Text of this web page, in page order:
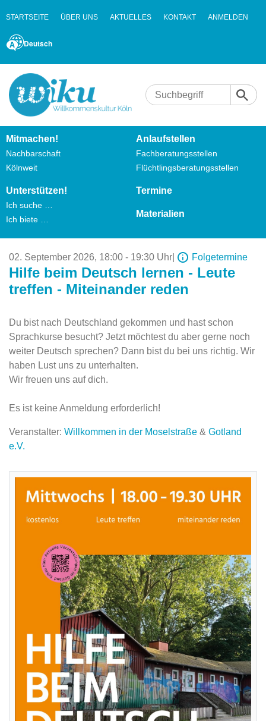
STARTSEITE ÜBER UNS AKTUELLES KONTAKT ANMELDEN
Deutsch
Mitmachen!
Nachbarschaft
Kölnweit
Anlaufstellen
Fachberatungsstellen
Flüchtlingsberatungsstellen
Unterstützen!
Ich suche …
Ich biete …
Termine
Materialien
02. September 2026, 18:00 - 19:30 Uhr Folgetermine
Hilfe beim Deutsch lernen - Leute
treffen - Miteinander reden
Du bist nach Deutschland gekommen und hast schon
Sprachkurse besucht? Jetzt möchtest du aber gerne noch
weiter Deutsch sprechen? Dann bist du bei uns richtig. Wir
haben Lust uns zu unterhalten.
Wir freuen uns auf dich.
Es ist keine Anmeldung erforderlich!
Veranstalter: Willkommen in der Moselstraße & Gotland
e.V.